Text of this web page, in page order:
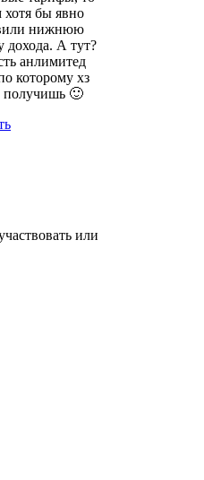
хотя бы явно
нижнюю
дохода. А тут?
анлимитед
которому хз
получишь 🙂
или